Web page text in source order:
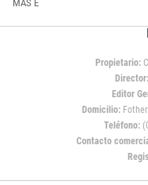
MAS E
Propietario:
Director:
Editor
Domicilio:
Teléfono:
Contacto